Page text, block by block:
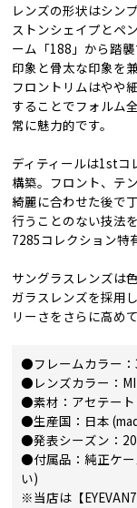
レンズの形状はシン
ストンシェイプとペ
ーム「188」から踏
印象と骨太な印象を
フロントリムはやや
することでフォルム
常に魅力的です。
ディティールは1stコ
構築。フロント、テ
綺麗に合わせた後で
行うことのない技法
7285コレクション特
サングラスレンズは
ガラスレンズを採用
リーさをさらに高め
●フレームカラー：
●レンズカラー：
●素材：アセテート
●生産国：日本
●発表シーズン：
●付属品：純正ケー
い)
※当店は【